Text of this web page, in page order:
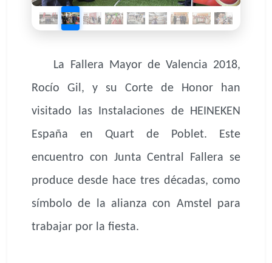
La Fallera Mayor de Valencia 2018,
Rocío Gil, y su Corte de Honor han
visitado las Instalaciones de HEINEKEN
España en Quart de Poblet. Este
encuentro con Junta Central Fallera se
produce desde hace tres décadas, como
símbolo de la alianza con Amstel para
trabajar por la fiesta.